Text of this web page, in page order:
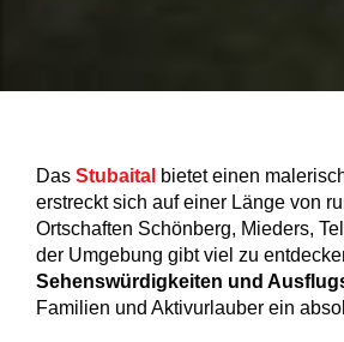
Das Stubaital bietet einen
erstreckt sich auf einer Länge von
Ortschaften Schönberg, Mieders,
der Umgebung gibt viel zu
Sehenswürdigkeiten und
Familien und Aktivurlauber ein